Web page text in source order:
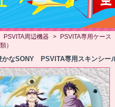
PSVITA周辺機器 > PSVITA専用ケース
）
かなSONY PSVITA専用スキンシー